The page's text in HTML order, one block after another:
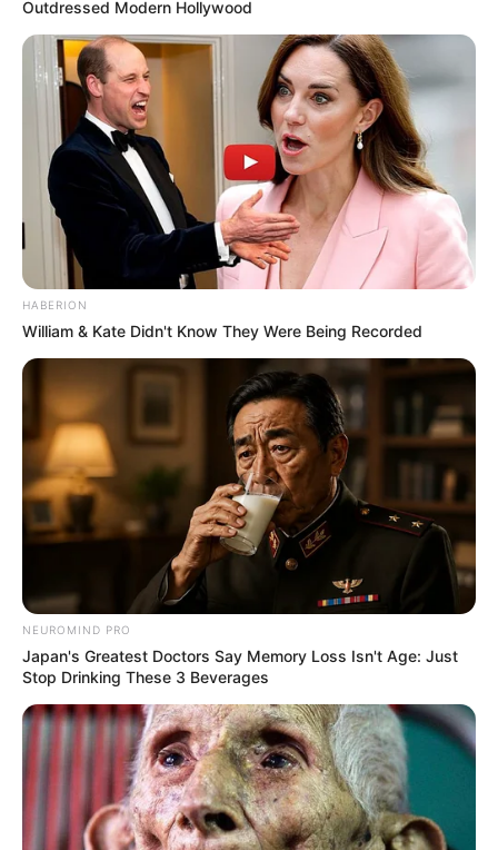
Outdressed Modern Hollywood
HABERION
William & Kate Didn't Know They Were Being Recorded
NEUROMIND PRO
Japan's Greatest Doctors Say Memory Loss Isn't Age: Just
Stop Drinking These 3 Beverages